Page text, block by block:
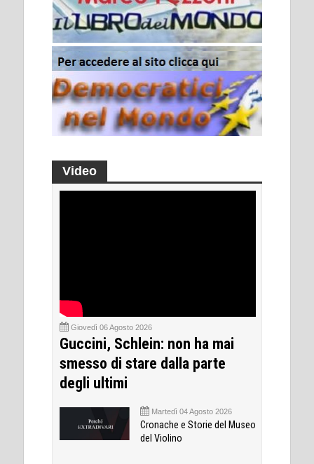
Video
Giovedì 06 Agosto 2026
Guccini, Schlein: non ha mai
smesso di stare dalla parte
degli ultimi
Martedì 04 Agosto 2026
Cronache e Storie del Museo
del Violino